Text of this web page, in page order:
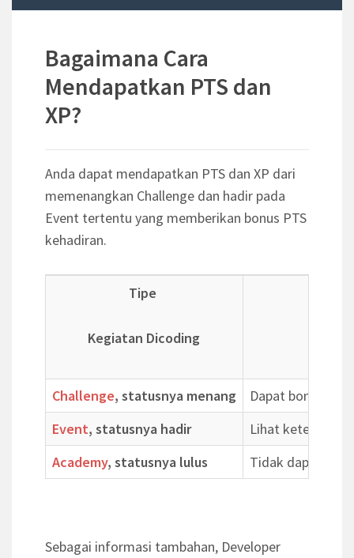
Bagaimana Cara
Mendapatkan PTS dan
XP?
Anda dapat mendapatkan PTS dan XP dari
memenangkan Challenge dan hadir pada
Event tertentu yang memberikan bonus PTS
kehadiran.
Tipe
Kegiatan Dicoding
Challenge, statusnya menang
Dapat bonus
Event, statusnya hadir
Lihat
Academy, statusnya lulus Tidak dapat
Sebagai informasi tambahan, Developer